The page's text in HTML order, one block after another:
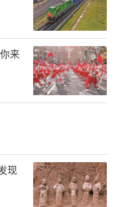
达贵州注册的超声
“有助于面部皮肤
注册的超声类医
、普门科技、金
器械，经国家药
人体肩颈、腰腹
痛等辅助治疗，
信息中，要么最
在2024年下半年
来
现